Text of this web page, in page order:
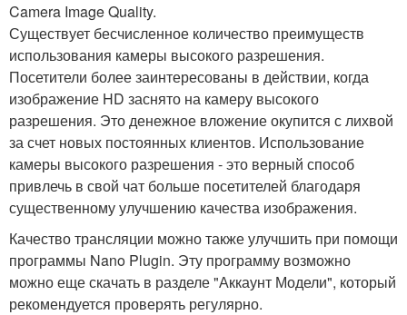
Camera Image Quality.
Существует бесчисленное количество преимуществ
использования камеры высокого разрешения.
Посетители более заинтересованы в действии, когда
изображение HD заснято на камеру высокого
разрешения. Это денежное вложение окупится с лихвой
за счет новых постоянных клиентов. Использование
камеры высокого разрешения - это верный способ
привлечь в свой чат больше посетителей благодаря
существенному улучшению качества изображения.
Качество трансляции можно также улучшить при помощи
программы Nano Plugin. Эту программу возможно
можно еще скачать в разделе "Аккаунт Модели", который
рекомендуется проверять регулярно.